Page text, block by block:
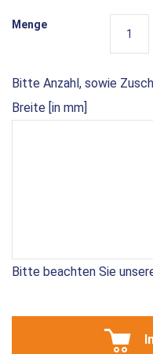
Bitte Anzahl, sowie
Breite [in mm]
Bitte beachten Sie
Menge